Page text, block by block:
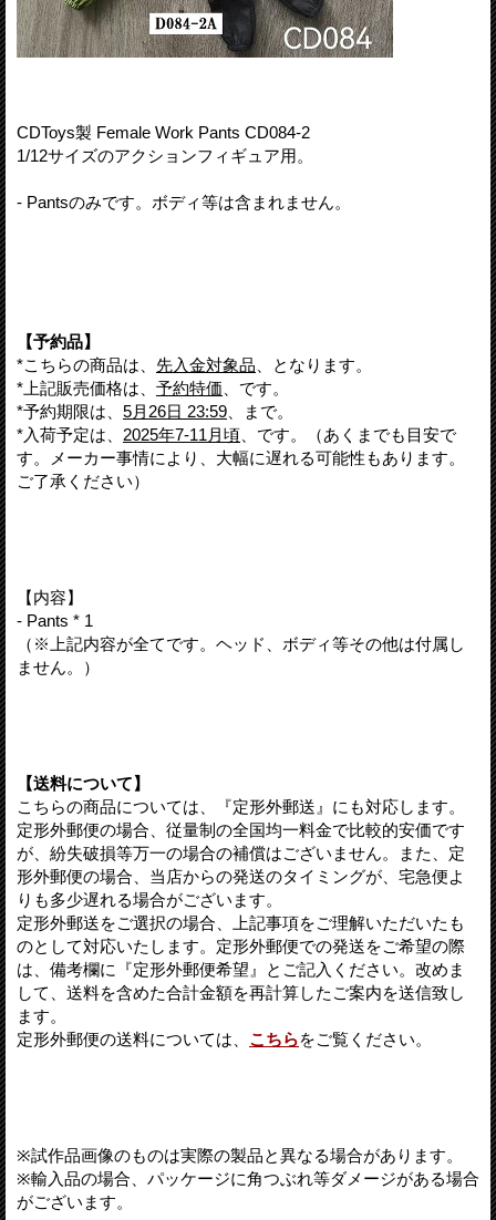
CDToys製 Female Work Pants CD084-2
1/12サイズのアクションフィギュア用。
- Pantsのみです。ボディ等は含まれません。
【予約品】
*こちらの商品は、 先入金対象品 、となります。
*上記販売価格は、 予約特価 、です。
*予約期限は、 5月26日 23:59 、まで。
*入荷予定は、 2025年7-11月頃 、です。（あくまでも目安で
す。メーカー事情により、大幅に遅れる可能性もあります。
ご了承ください）
【内容】
- Pants * 1
（※上記内容が全てです。ヘッド、ボディ等その他は付属し
ません。）
【送料について】
こちらの商品については、『定形外郵送』にも対応します。
定形外郵便の場合、従量制の全国均一料金で比較的安価です
が、紛失破損等万一の場合の補償はございません。また、定
形外郵便の場合、当店からの発送のタイミングが、宅急便よ
りも多少遅れる場合がございます。
定形外郵送をご選択の場合、上記事項をご理解いただいたも
のとして対応いたします。定形外郵便での発送をご希望の際
は、備考欄に『定形外郵便希望』とご記入ください。改めま
して、送料を含めた合計金額を再計算したご案内を送信致し
ます。
定形外郵便の送料については、 こちらをご覧ください。
※試作品画像のものは実際の製品と異なる場合があります。
※輸入品の場合、パッケージに角つぶれ等ダメージがある場合
がございます。